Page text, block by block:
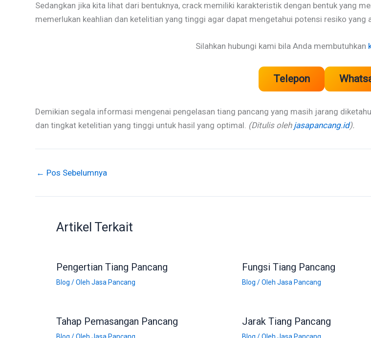
Sedangkan jika kita lihat dari bentuknya, crack memiliki karakteristik dengan bentuk yang
memerlukan keahlian dan ketelitian yang tinggi agar dapat mengetahui potensi resiko yang
Silahkan hubungi kami bila Anda membutuhkan
Telepon
Demikian segala informasi mengenai pengelasan tiang pancang yang masih jarang
dan tingkat ketelitian yang tinggi untuk hasil yang optimal. (Ditulis oleh jasapancang.id).
← Pos Sebelumnya
Artikel Terkait
Pengertian Tiang Pancang
Blog / Oleh Jasa Pancang
Fungsi Tiang Pancang
Blog / Oleh Jasa Pancang
Tahap Pemasangan Pancang Jarak Tiang Pancang